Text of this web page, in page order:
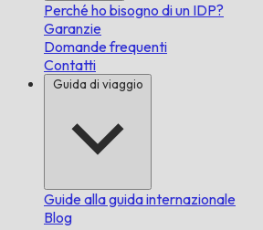
Perché ho bisogno di un IDP?
Garanzie
Domande frequenti
Contatti
Guida di viaggio
Guide alla guida internazionale
Blog